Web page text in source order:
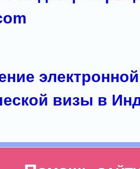
электронной
визы в